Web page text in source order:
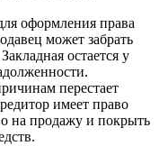
оформления права
может забрать
остается у
перестает
имеет право
на продажу и покрыть